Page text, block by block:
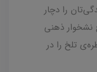
را دچار
نشخوار ذهنی
تلخ را در